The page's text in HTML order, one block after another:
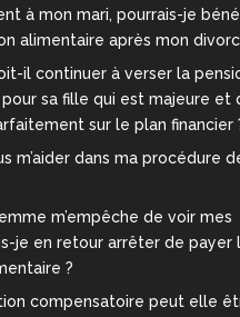
à mon mari, pourrais-je
alimentaire après mon
il continuer à verser la
sa fille qui est majeure et
sur le plan financier
m’aider dans ma procédure
m’empêche de voir mes
je en retour arrêter de payer
?
compensatoire peut elle